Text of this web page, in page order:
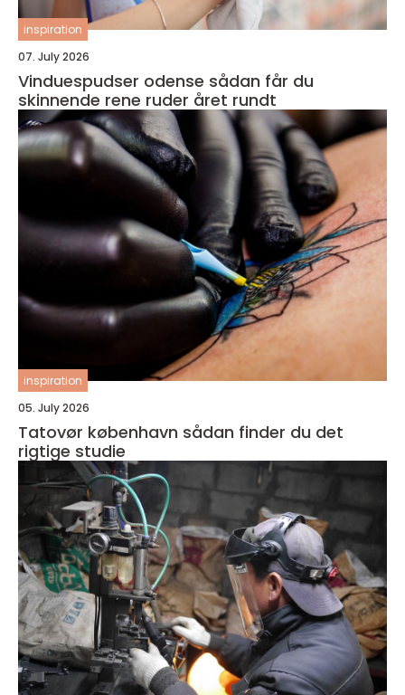
inspiration
07. July 2026
Vinduespudser odense sådan får du
skinnende rene ruder året rundt
inspiration
05. July 2026
Tatovør københavn sådan finder du det
rigtige studie